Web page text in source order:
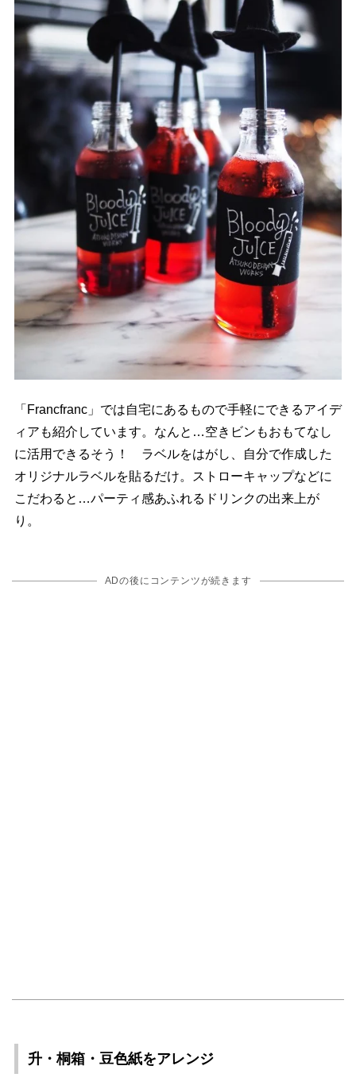
「Francfranc」では自宅にあるもので手軽にできるアイデ
ィアも紹介しています。なんと…空きビンもおもてなし
に活用できるそう！ ラベルをはがし、自分で作成した
オリジナルラベルを貼るだけ。ストローキャップなどに
こだわると…パーティ感あふれるドリンクの出来上が
り。
ADの後にコンテンツが続きます
升・桐箱・豆色紙をアレンジ